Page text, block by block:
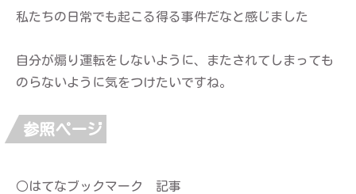
私たちの日常でも起こる得る事件だなと感じました
自分が煽り運転をしないように、またされてしまっても
のらないように気をつけたいですね。
参照ページ
○はてなブックマーク 記事